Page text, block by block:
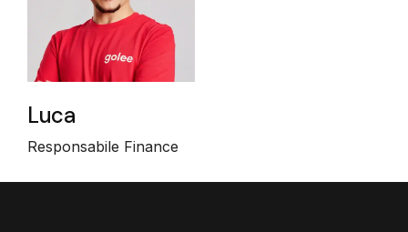
Luca
Responsabile Finance